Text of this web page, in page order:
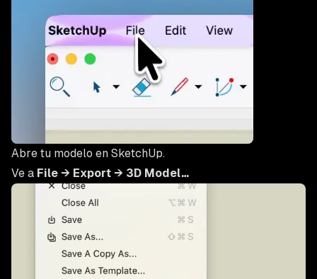
Abre tu modelo en SketchUp.
Ve a File → Export → 3D Model…